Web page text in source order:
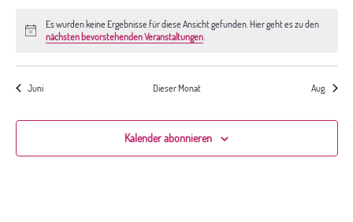
Hinweis
Es wurden keine Ergebnisse für diese Ansicht gefunden. Hier geht es zu den
nächsten bevorstehenden Veranstaltungen.
Juni Dieser Monat Aug.
Kalender abonnieren